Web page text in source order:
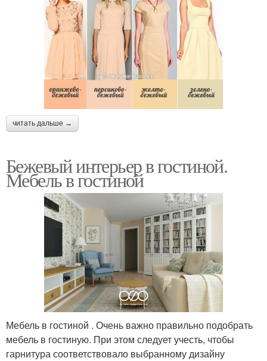
читать дальше →
Бежевый интерьер в гостиной.
Мебель в гостиной
Мебель в гостиной . Очень важно правильно подобрать
мебель в гостиную. При этом следует учесть, чтобы
гарнитура соответствовало выбранному дизайну